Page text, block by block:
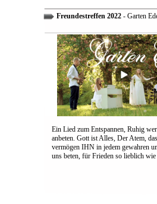
Freundestreffen 2022- Garten
Ein Lied zum Entspannen, Ruhig
anbeten. Gott ist Alles, Der Atem,
vermögen IHN in jedem gewahren
uns beten, für Frieden so lieblich